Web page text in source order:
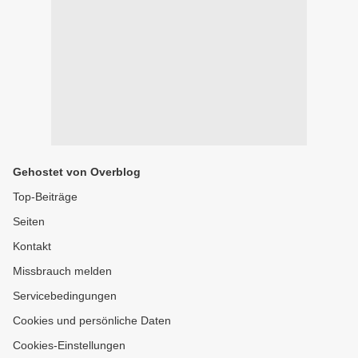
Gehostet von Overblog
Top-Beiträge
Seiten
Kontakt
Missbrauch melden
Servicebedingungen
Cookies und persönliche Daten
Cookies-Einstellungen